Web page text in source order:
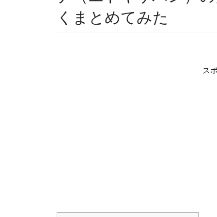
くまとめてみた
ス